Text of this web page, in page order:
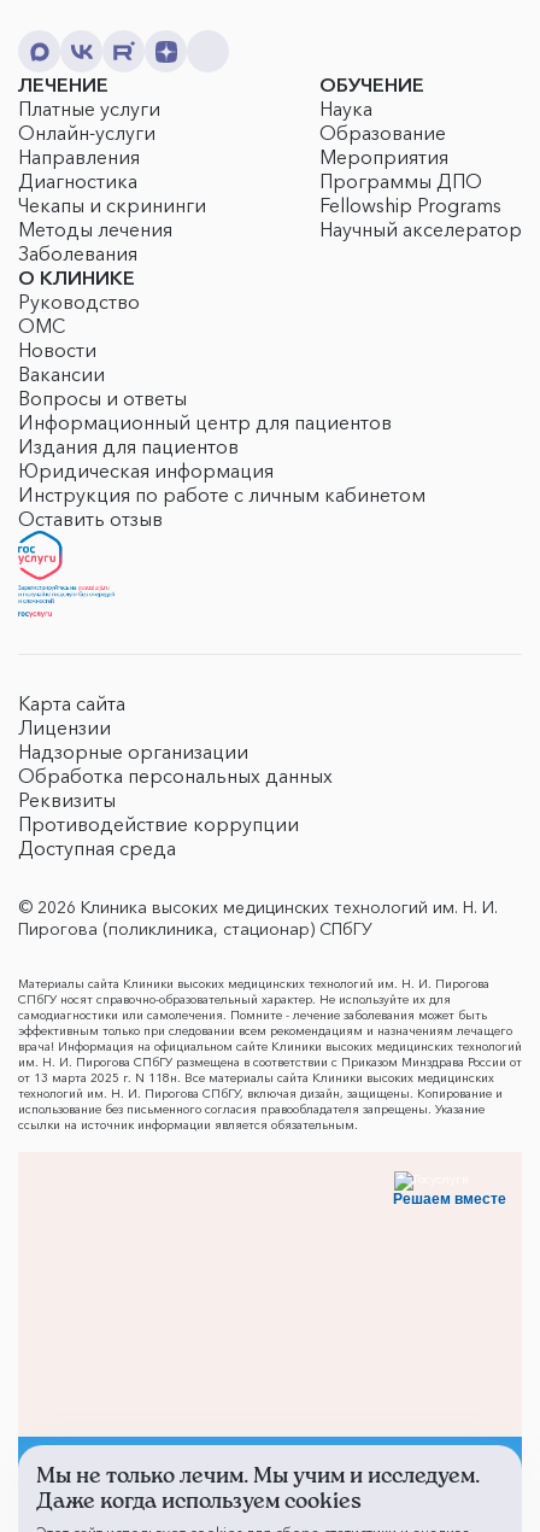
ЛЕЧЕНИЕ
Платные услуги
Онлайн-услуги
Направления
Диагностика
Чекапы и скрининги
Методы лечения
Заболевания
ОБУЧЕНИЕ
Наука
Образование
Мероприятия
Программы ДПО
Fellowship Programs
Научный акселератор
О КЛИНИКЕ
Руководство
ОМС
Новости
Вакансии
Вопросы и ответы
Информационный центр для пациентов
Издания для пациентов
Юридическая информация
Инструкция по работе с личным кабинетом
Оставить отзыв
Карта сайта
Лицензии
Надзорные организации
Обработка персональных данных
Реквизиты
Противодействие коррупции
Доступная среда
© 2026 Клиника высоких медицинских технологий им. Н. И.
Пирогова (поликлиника, стационар) СПбГУ
Материалы сайта Клиники высоких медицинских технологий им. Н. И. Пирогова
СПбГУ носят справочно-образовательный характер. Не используйте их для
самодиагностики или самолечения. Помните - лечение заболевания может быть
эффективным только при следовании всем рекомендациям и назначениям лечащего
врача! Информация на официальном сайте Клиники высоких медицинских технологий
им. Н. И. Пирогова СПбГУ размещена в соответствии с Приказом Минздрава России от
от 13 марта 2025 г. N 118н. Все материалы сайта Клиники высоких медицинских
технологий им. Н. И. Пирогова СПбГУ, включая дизайн, защищены. Копирование и
использование без письменного согласия правообладателя запрещены. Указание
ссылки на источник информации является обязательным.
Решаем вместе
Не смогли записаться к
врачу?
Мы не только лечим. Мы учим и исследуем.
Даже когда используем cookies